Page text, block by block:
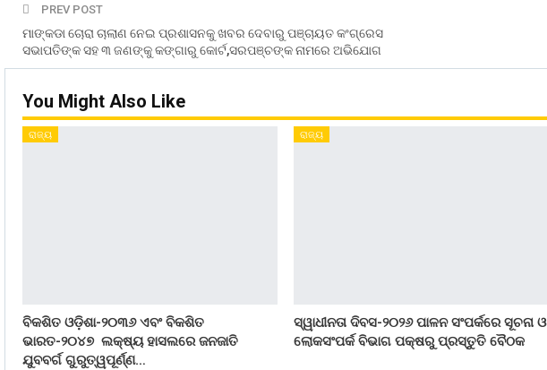
PREV POST
ମାଙ୍କଡା ଚୋରା ଚାଲାଣ ନେଇ ପ୍ରଶାସନକୁ ଖବର ଦେବାରୁ ପଞ୍ଚାୟତ କଂଗ୍ରେସ
ସଭାପତିଙ୍କ ସହ ୩ ଜଣଙ୍କୁ କଙ୍ଗାରୁ କୋର୍ଟ,ସରପଞ୍ଚଙ୍କ ନାମରେ ଅଭିଯୋଗ
You Might Also Like
ରାଜ୍ୟ
ବିକଶିତ ଓଡ଼ିଶା-୨୦୩୬ ଏବଂ ବିକଶିତ
ଭାରତ-୨୦୪୭ ଲକ୍ଷ୍ୟ ହାସଲରେ ଜନଜାତି
ଯୁବବର୍ଗ ଗୁରୁତ୍ୱପୂର୍ଣ୍ଣ…
ରାଜ୍ୟ
ସ୍ୱାଧୀନତା ଦିବସ-୨୦୨୬ ପାଳନ ସଂପର୍କରେ ସୂଚନା ଓ
ଲୋକସଂପର୍କ ବିଭାଗ ପକ୍ଷରୁ ପ୍ରସ୍ତୁତି ବୈଠକ